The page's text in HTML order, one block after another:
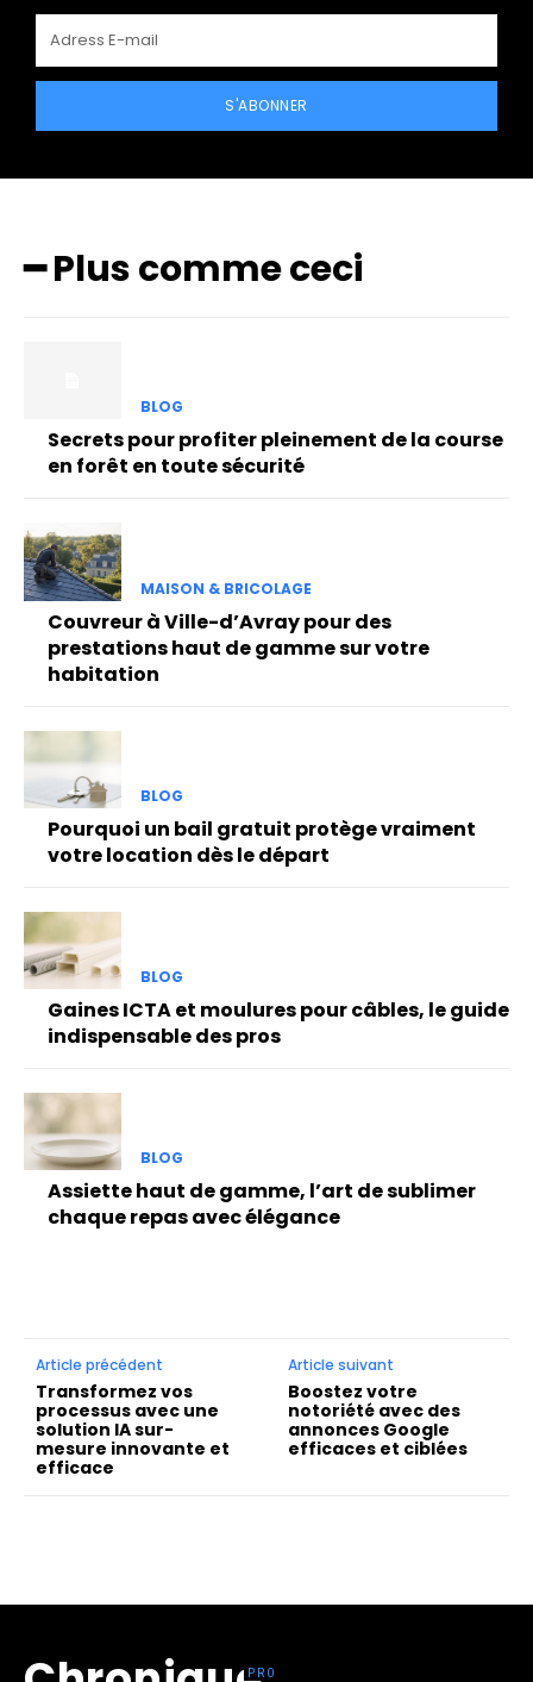
S'ABONNER
━ Plus comme ceci
BLOG
Secrets pour profiter pleinement de la course
en forêt en toute sécurité
MAISON & BRICOLAGE
Couvreur à Ville-d’Avray pour des
prestations haut de gamme sur votre
habitation
BLOG
Pourquoi un bail gratuit protège vraiment
votre location dès le départ
BLOG
Gaines ICTA et moulures pour câbles, le guide
indispensable des pros
BLOG
Assiette haut de gamme, l’art de sublimer
chaque repas avec élégance
Article précédent
Transformez vos
processus avec une
solution IA sur-
mesure innovante et
efficace
Article suivant
Boostez votre
notoriété avec des
annonces Google
efficaces et ciblées